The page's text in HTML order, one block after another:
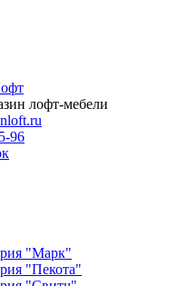
лофт-мебели
96
"Марк"
"Пекота"